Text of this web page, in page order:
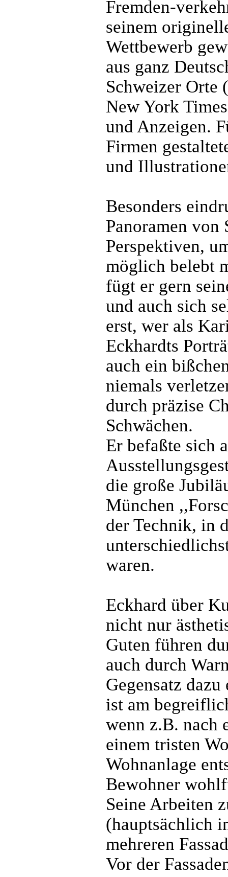
Fremden-
seinem
Wettbewerb
aus ganz
Schweizer Orte
New York
und Anzeigen.
Firmen
und
Besonders
Panoramen von
Perspektiven,
möglich belebt
fügt er gern
und auch sich
erst, wer als
Eckhardts
auch ein
niemals
durch präzise
Schwächen.
Er befaßte sich
die große
München
der Technik, in
waren.
Eckhard über
nicht nur
Guten führen
auch durch
Gegensatz
ist am
wenn z.B. nach
einem tristen
Wohnanlage
Bewohner
Seine Arbeiten
(hauptsächlich
mehreren
Vor der